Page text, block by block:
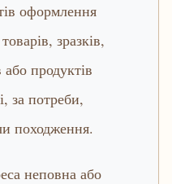
оформлення
зразків,
продуктів
за потреби,
походження.
неповна або